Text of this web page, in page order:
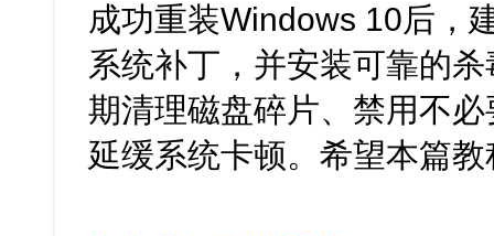
成功重装Windows 10后，
系统补丁，并安装可靠的
期清理磁盘碎片、禁用不
延缓系统卡顿。希望本篇